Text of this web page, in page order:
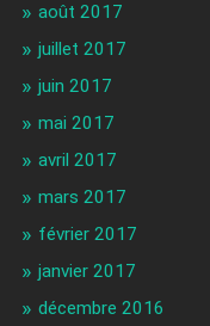
août 2017
juillet 2017
juin 2017
mai 2017
avril 2017
mars 2017
février 2017
janvier 2017
décembre 2016